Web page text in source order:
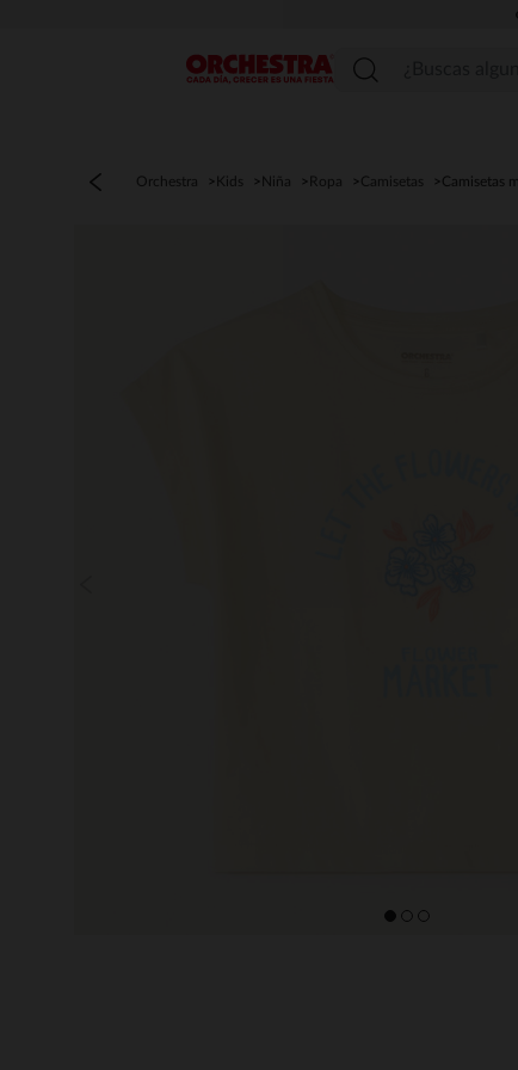
Menú
Orchestra Kids Niña Ropa Camisetas Camisetas